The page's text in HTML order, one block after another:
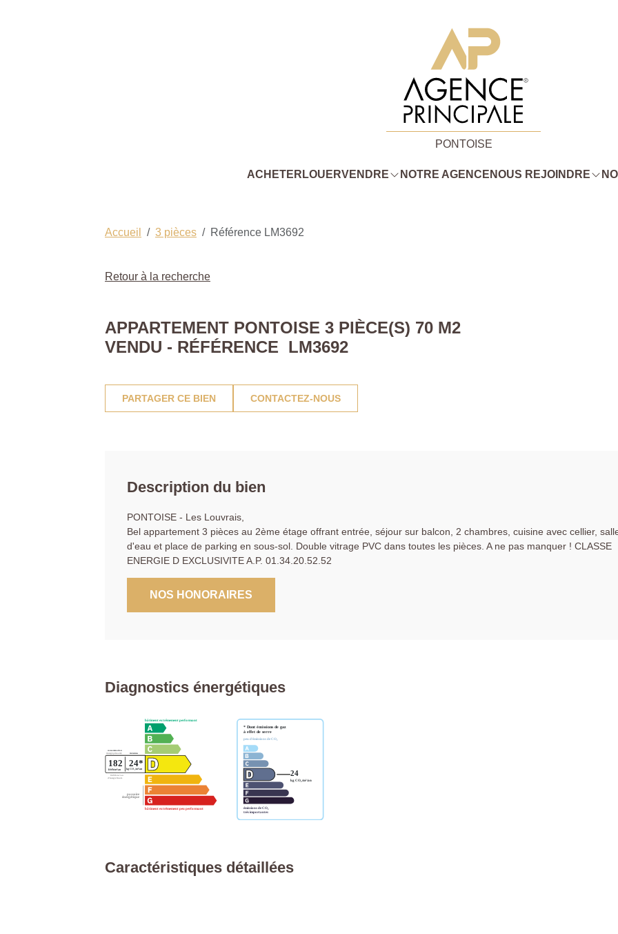
PONTOISE
ACHETER LOUERVENDRE NOTRE AGENCE NOUS REJOINDRE
Accueil 3 pièces Référence LM3692
Retour à la recherche
APPARTEMENT PONTOISE 3 PIÈCE(S) 70 M2
VENDU - RÉFÉRENCE LM3692
PARTAGER CE BIEN CONTACTEZ-NOUS
Description du bien
PONTOISE - Les Louvrais,
Bel appartement 3 pièces au 2ème étage offrant entrée, séjour sur balcon, 2 chambres, cuisine avec cellier,
d'eau et place de parking en sous-sol. Double vitrage PVC dans toutes les pièces. A ne pas manquer ! CLASSE
ENERGIE D EXCLUSIVITE A.P. 01.34.20.52.52
NOS HONORAIRES
Diagnostics énergétiques
Caractéristiques détaillées